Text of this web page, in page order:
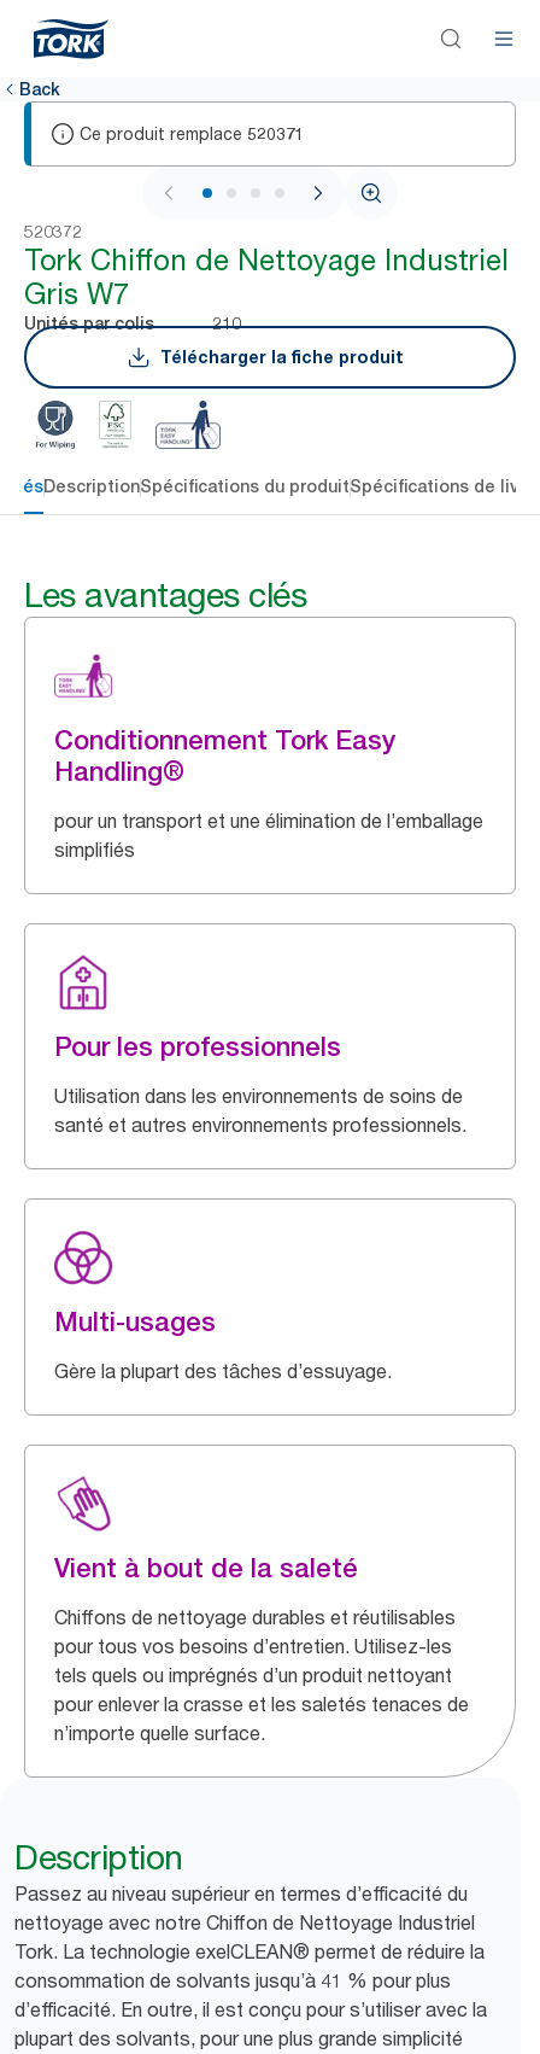
Back
Ce produit remplace 520371
1 / 4
520372
Tork Chiffon de Nettoyage Industriel
Gris W7
Unités par colis
210
Télécharger la fiche produit
clésDescriptionSpécifications du produitSpécifications de
Les avantages clés
Conditionnement Tork Easy
Handling®
pour un transport et une élimination de l’emballage
simplifiés
Pour les professionnels
Utilisation dans les environnements de soins de
santé et autres environnements professionnels.
Multi-usages
Gère la plupart des tâches d’essuyage.
Vient à bout de la saleté
Chiffons de nettoyage durables et réutilisables
pour tous vos besoins d’entretien. Utilisez-les
tels quels ou imprégnés d’un produit nettoyant
pour enlever la crasse et les saletés tenaces de
n’importe quelle surface.
Description
Passez au niveau supérieur en termes d’efficacité du
nettoyage avec notre Chiffon de Nettoyage Industriel
Tork. La technologie exelCLEAN® permet de réduire la
consommation de solvants jusqu’à 41 % pour plus
d’efficacité. En outre, il est conçu pour s’utiliser avec la
plupart des solvants, pour une plus grande simplicité